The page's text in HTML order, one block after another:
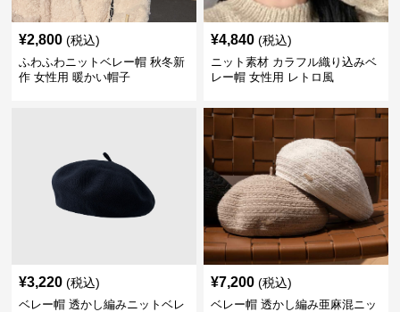
¥2,800 (税込)
ふわふわニットベレー帽 秋冬新
作 女性用 暖かい帽子
¥4,840 (税込)
ニット素材 カラフル織り込みベ
レー帽 女性用 レトロ風
¥3,220 (税込)
ベレー帽 透かし編みニットベレ
¥7,200 (税込)
ベレー帽 透かし編み亜麻混ニッ